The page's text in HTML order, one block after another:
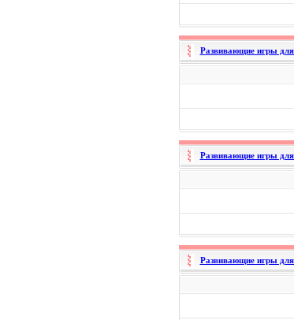
Развивающие игры для
Развивающие игры для
Развивающие игры для